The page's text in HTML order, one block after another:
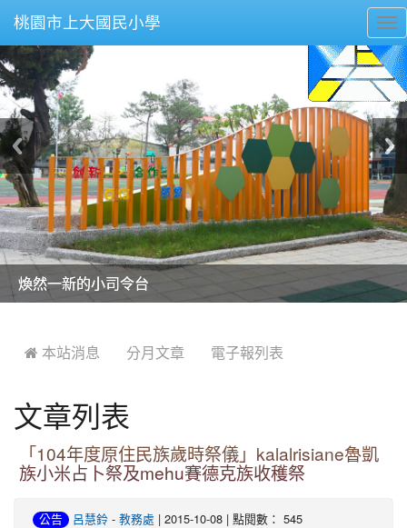
桃園市上大國民小學
美麗的操場是我們活力的來源
美麗的操場是我們活力的來源
煥然一新的小司令台
煥然一新的小司令台
富含桃園埤塘田園風光意象的中廊
富含桃園埤塘田園風光意象的中廊
嶄新的中庭廣場
嶄新的中庭廣場
水生池生生不息
水生池生生不息
 本站消息 分月文章 電子報列表
文章列表
「104年度原住民族歲時祭儀」kalalrisiane魯凱
族小米占卜祭及mehu賽德克族收穫祭
公告 呂慧鈴 - 教務處 | 2015-10-08 | 點閱數： 545